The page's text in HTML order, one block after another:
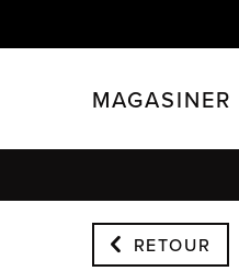
MAGASINER
FILTRER
RETOUR